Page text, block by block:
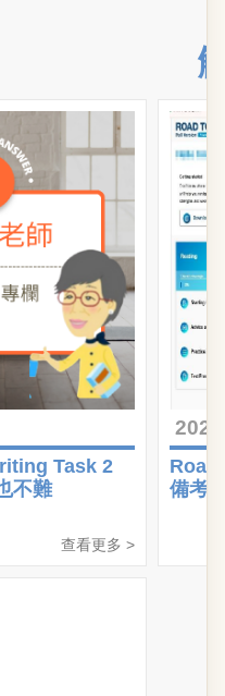
Task 2
不難
查看更多 >
Road
備考